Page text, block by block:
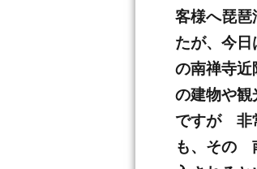
客様へ琵琶
たが、今
の南禅寺近
の建物や観
ですが 非
も、その